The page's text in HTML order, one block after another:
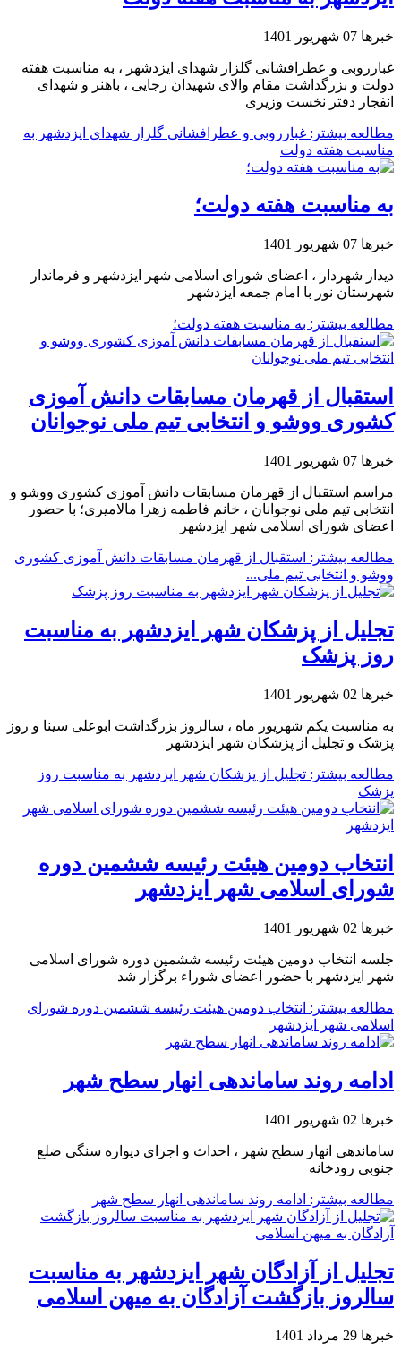
خبرها 07 شهریور 1401
غبارروبی و عطرافشانی گلزار شهدای ایزدشهر ، به مناسبت هفته
دولت و بزرگداشت مقام والای شهیدان رجایی ، باهنر و شهدای
انفجار دفتر نخست وزیری
مطالعه بیشتر: غبارروبی و عطرافشانی گلزار شهدای ایزدشهر به
مناسبت هفته دولت
به مناسبت هفته دولت؛
خبرها 07 شهریور 1401
دیدار شهردار ، اعضای شورای اسلامی شهر ایزدشهر و فرماندار
شهرستان نور با امام جمعه ایزدشهر
مطالعه بیشتر: به مناسبت هفته دولت؛
استقبال از قهرمان مسابقات دانش آموزی
کشوری ووشو و انتخابی تیم ملی نوجوانان
خبرها 07 شهریور 1401
مراسم استقبال از قهرمان مسابقات دانش آموزی کشوری ووشو و
انتخابی تیم ملی نوجوانان ، خانم فاطمه زهرا مالامیری؛ با حضور
اعضای شورای اسلامی شهر ایزدشهر
مطالعه بیشتر: استقبال از قهرمان مسابقات دانش آموزی کشوری
ووشو و انتخابی تیم ملی...
تجلیل از پزشکان شهر ایزدشهر به مناسبت
روز پزشک
خبرها 02 شهریور 1401
به مناسبت یکم شهریور ماه ، سالروز بزرگداشت ابوعلی سینا و روز
پزشک و تجلیل از پزشکان شهر ایزدشهر
مطالعه بیشتر: تجلیل از پزشکان شهر ایزدشهر به مناسبت روز
پزشک
انتخاب دومین هیئت رئیسه ششمین دوره
شورای اسلامی شهر ایزدشهر
خبرها 02 شهریور 1401
جلسه انتخاب دومین هیئت رئیسه ششمین دوره شورای اسلامی
شهر ایزدشهر با حضور اعضای شوراء برگزار شد
مطالعه بیشتر: انتخاب دومین هیئت رئیسه ششمین دوره شورای
اسلامی شهر ایزدشهر
ادامه روند ساماندهی انهار سطح شهر
خبرها 02 شهریور 1401
ساماندهی انهار سطح شهر ، احداث و اجرای دیواره سنگی ضلع
جنوبی رودخانه
مطالعه بیشتر: ادامه روند ساماندهی انهار سطح شهر
تجلیل از آزادگان شهر ایزدشهر به مناسبت
سالروز بازگشت آزادگان به میهن اسلامی
خبرها 29 مرداد 1401